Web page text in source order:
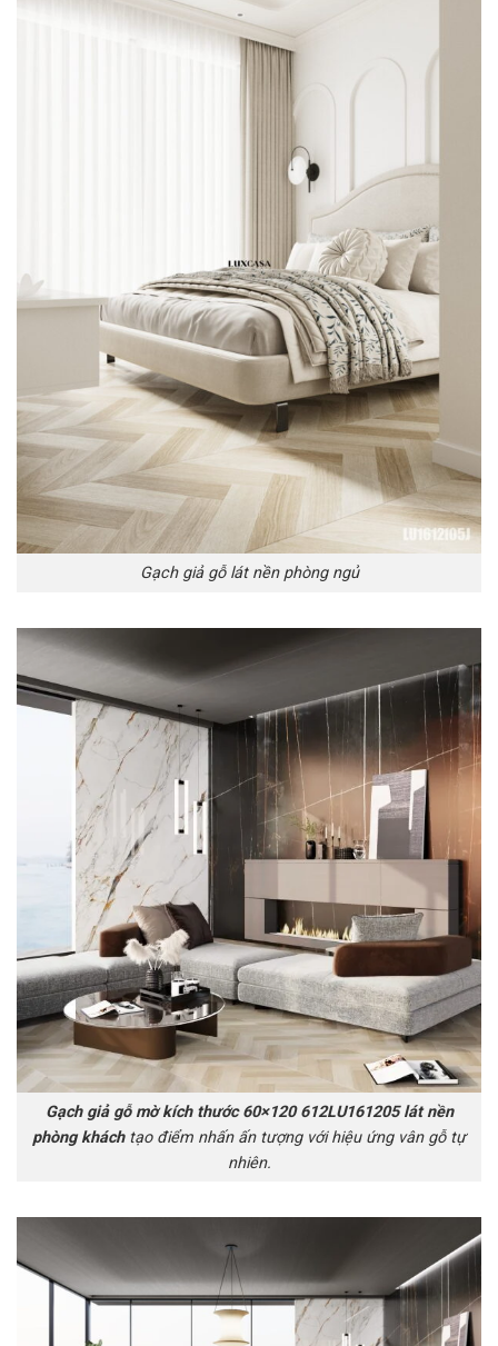
Gạch giả gỗ lát nền phòng ngủ
Gạch giả gỗ mờ kích thước 60×120 612LU161205 lát nền
phòng kháchtạo điểm nhấn ấn tượng với hiệu ứng vân gỗ tự
nhiên.